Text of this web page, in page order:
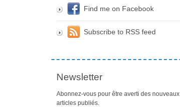
Find me on Facebook
Subscribe to RSS feed
Newsletter
Abonnez-vous pour être averti des nouveaux
articles publiés.